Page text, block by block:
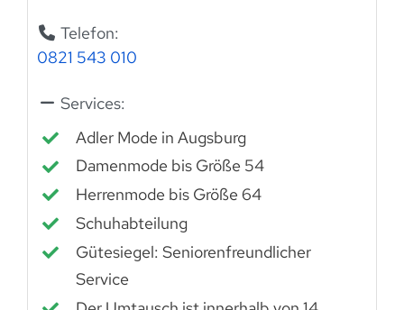
Telefon:
0821 543 010
Services:
Adler Mode in Augsburg
Damenmode bis Größe 54
Herrenmode bis Größe 64
Schuhabteilung
Gütesiegel: Seniorenfreundlicher
Service